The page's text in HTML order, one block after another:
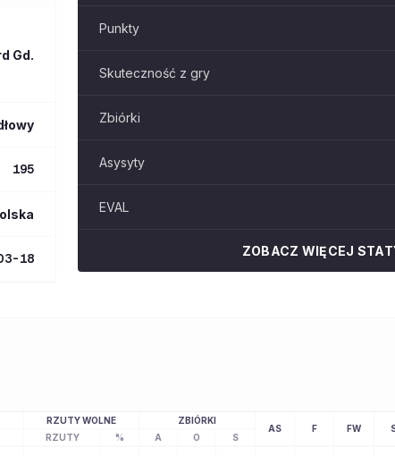
Gd.
195
18
Punkty
Skuteczność z gry
Zbiórki
Asysyty
EVAL
ZOBACZ WIĘCEJ
RZUTY WOLNE ZBIÓRKI
AS F FW
RZUTY % A O S